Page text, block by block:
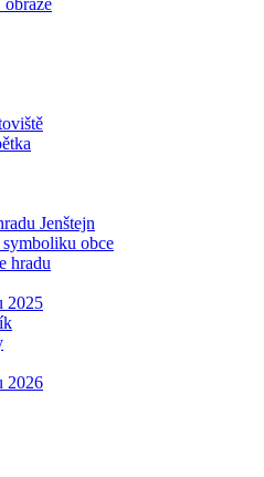
Jenštejn
obce
hradu
2025
2026